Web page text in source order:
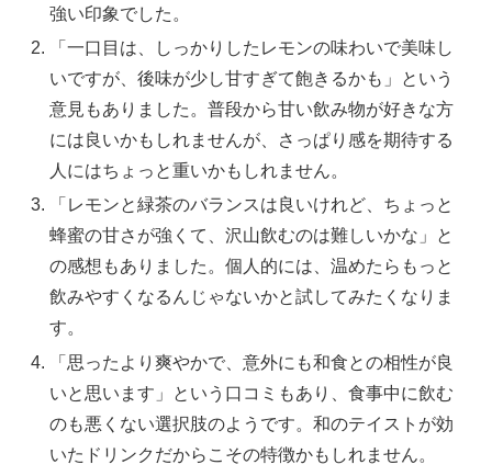
強い印象でした​。
「一口目は、しっかりしたレモンの味わいで美味し
いですが、後味が少し甘すぎて飽きるかも」という
意見もありました。普段から甘い飲み物が好きな方
には良いかもしれませんが、さっぱり感を期待する
人にはちょっと重いかもしれません。
「レモンと緑茶のバランスは良いけれど、ちょっと
蜂蜜の甘さが強くて、沢山飲むのは難しいかな」と
の感想もありました。個人的には、温めたらもっと
飲みやすくなるんじゃないかと試してみたくなりま
す​。
「思ったより爽やかで、意外にも和食との相性が良
いと思います」という口コミもあり、食事中に飲む
のも悪くない選択肢のようです。和のテイストが効
いたドリンクだからこその特徴かもしれません​。